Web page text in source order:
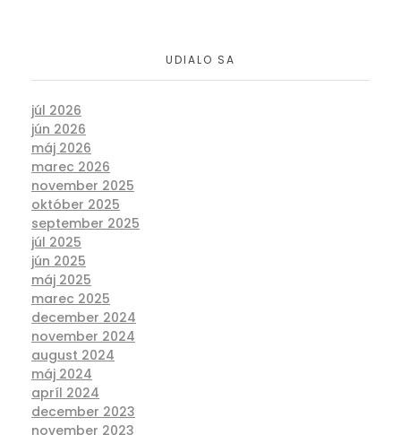
UDIALO SA
júl 2026
jún 2026
máj 2026
marec 2026
november 2025
október 2025
september 2025
júl 2025
jún 2025
máj 2025
marec 2025
december 2024
november 2024
august 2024
máj 2024
apríl 2024
december 2023
november 2023